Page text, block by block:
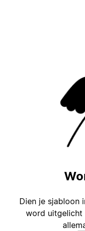
Dien je sjabloon
word uitgelicht